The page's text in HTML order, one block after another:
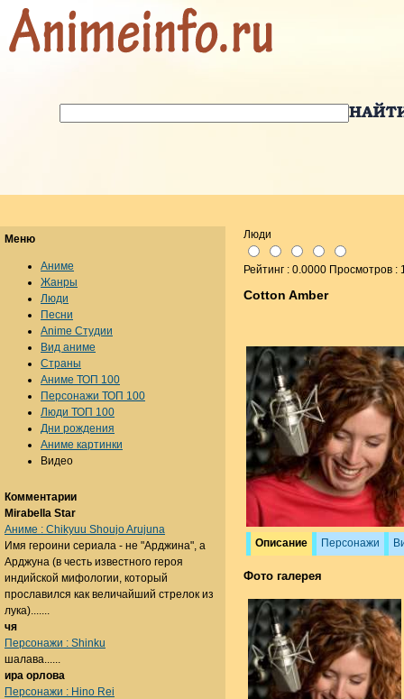
Люди
Рейтинг : 0.0000 Просмотров :
Cotton Amber
Описание Персонажи
Фото галерея
Меню
Аниме
Жанры
Люди
Песни
Anime Студии
Вид аниме
Страны
Аниме ТОП 100
Персонажи ТОП 100
Люди ТОП 100
Дни рождения
Аниме картинки
Видео
Комментарии
Mirabella Star
Аниме : Chikyuu Shoujo Arujuna
Имя героини сериала - не "Арджина", а
Арджуна (в честь известного героя
индийской мифологии, который
прославился как величайший стрелок из
лука).......
чя
Персонажи : Shinku
шалава......
ира орлова
Персонажи : Hino Rei